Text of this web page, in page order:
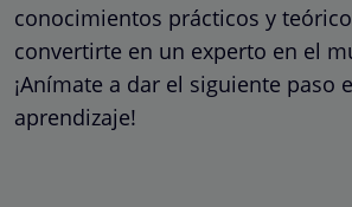
conocimientos prácticos y
convertirte en un experto en el
¡Anímate a dar el siguiente paso
aprendizaje!